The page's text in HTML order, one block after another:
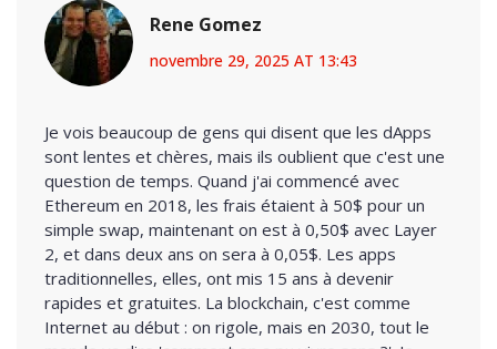
Rene Gomez
novembre 29, 2025 AT 13:43
Je vois beaucoup de gens qui disent que les dApps
sont lentes et chères, mais ils oublient que c'est une
question de temps. Quand j'ai commencé avec
Ethereum en 2018, les frais étaient à 50$ pour un
simple swap, maintenant on est à 0,50$ avec Layer
2, et dans deux ans on sera à 0,05$. Les apps
traditionnelles, elles, ont mis 15 ans à devenir
rapides et gratuites. La blockchain, c'est comme
Internet au début : on rigole, mais en 2030, tout le